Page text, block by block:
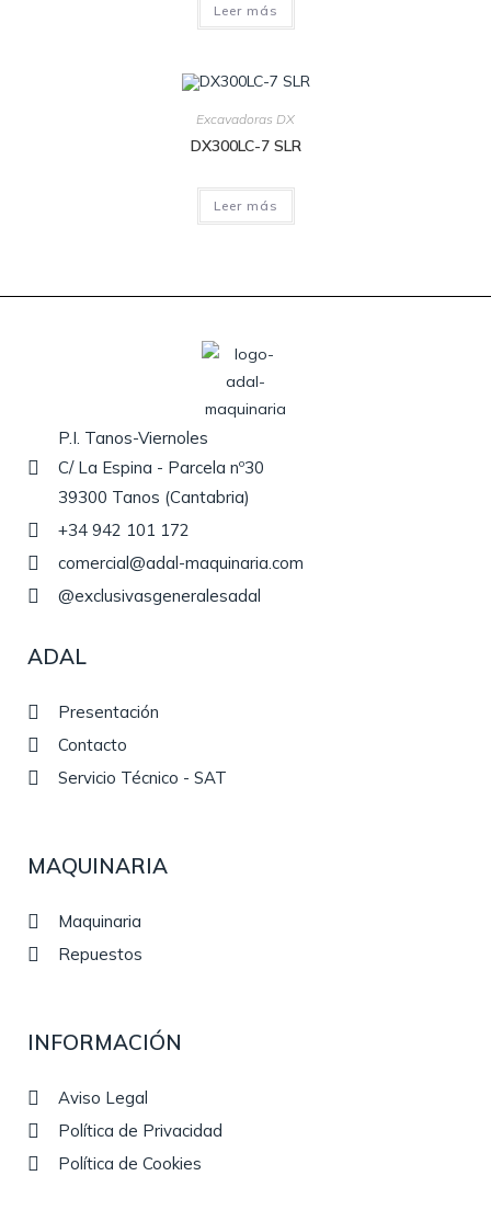
Leer más
Excavadoras DX
DX300LC-7 SLR
Leer más
P.I. Tanos-Viernoles
C/ La Espina - Parcela nº30
39300 Tanos (Cantabria)
+34 942 101 172
comercial@adal-maquinaria.com
@exclusivasgeneralesadal
ADAL
Presentación
Contacto
Servicio Técnico - SAT
MAQUINARIA
Maquinaria
Repuestos
INFORMACIÓN
Aviso Legal
Política de Privacidad
Política de Cookies